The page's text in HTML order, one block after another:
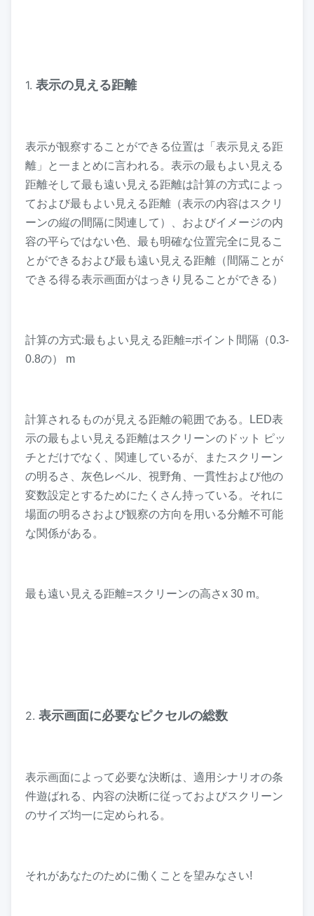
1. 表示の見える距離
表示が観察することができる位置は「表示見える距
離」と一まとめに言われる。表示の最もよい見える
距離そして最も遠い見える距離は計算の方式によっ
ておよび最もよい見える距離（表示の内容はスクリ
ーンの縦の間隔に関連して）、およびイメージの内
容の平らではない色、最も明確な位置完全に見るこ
とができるおよび最も遠い見える距離（間隔ことが
できる得る表示画面がはっきり見ることができる）
計算の方式:最もよい見える距離=ポイント間隔（0.3-
0.8の） m
計算されるものが見える距離の範囲である。LED表
示の最もよい見える距離はスクリーンのドット ピッ
チとだけでなく、関連しているが、またスクリーン
の明るさ、灰色レベル、視野角、一貫性および他の
変数設定とするためにたくさん持っている。それに
場面の明るさおよび観察の方向を用いる分離不可能
な関係がある。
最も遠い見える距離=スクリーンの高さx 30 m。
2. 表示画面に必要なピクセルの総数
表示画面によって必要な決断は、適用シナリオの条
件遊ばれる、内容の決断に従っておよびスクリーン
のサイズ均一に定められる。
それがあなたのために働くことを望みなさい!